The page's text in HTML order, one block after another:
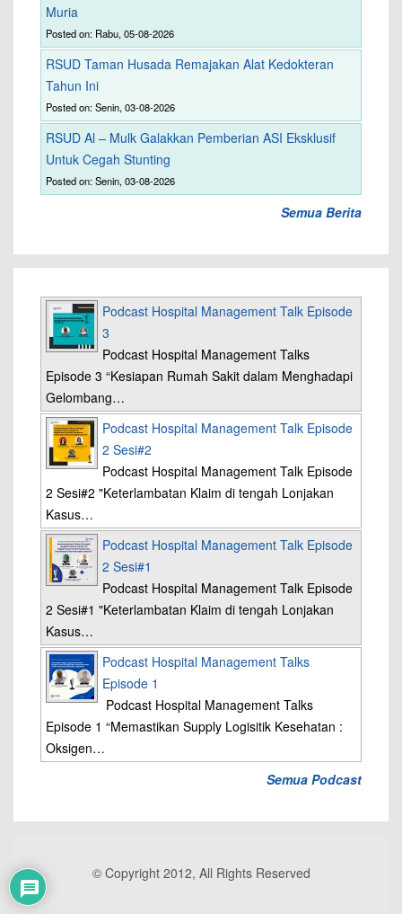
Muria
Posted on: Rabu, 05-08-2026
RSUD Taman Husada Remajakan Alat Kedokteran
Tahun Ini
Posted on: Senin, 03-08-2026
RSUD Al – Mulk Galakkan Pemberian ASI Eksklusif
Untuk Cegah Stunting
Posted on: Senin, 03-08-2026
Semua Berita
Podcast Hospital Management Talk Episode
3
Podcast Hospital Management Talks
Episode 3 “Kesiapan Rumah Sakit dalam Menghadapi
Gelombang…
Podcast Hospital Management Talk Episode
2 Sesi#2
Podcast Hospital Management Talk Episode
2 Sesi#2 "Keterlambatan Klaim di tengah Lonjakan
Kasus…
Podcast Hospital Management Talk Episode
2 Sesi#1
Podcast Hospital Management Talk Episode
2 Sesi#1 "Keterlambatan Klaim di tengah Lonjakan
Kasus…
Podcast Hospital Management Talks
Episode 1
Podcast Hospital Management Talks
Episode 1 “Memastikan Supply Logisitik Kesehatan :
Oksigen…
Semua Podcast
© Copyright 2012, All Rights Reserved